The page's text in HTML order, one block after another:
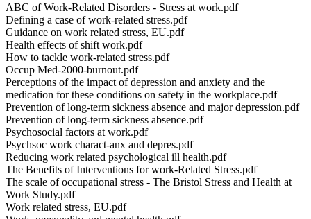
ABC of Work-Related Disorders - Stress at work.pdf
Defining a case of work-related stress.pdf
Guidance on work related stress, EU.pdf
Health effects of shift work.pdf
How to tackle work-related stress.pdf
Occup Med-2000-burnout.pdf
Perceptions of the impact of depression and anxiety and the
medication for these conditions on safety in the workplace.pdf
Prevention of long-term sickness absence and major depression.pdf
Prevention of long-term sickness absence.pdf
Psychosocial factors at work.pdf
Psychsoc work charact-anx and depres.pdf
Reducing work related psychological ill health.pdf
The Benefits of Interventions for work-Related Stress.pdf
The scale of occupational stress - The Bristol Stress and Health at
Work Study.pdf
Work related stress, EU.pdf